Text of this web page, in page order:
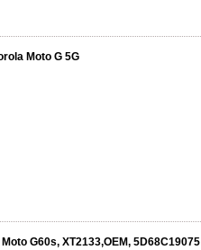
Moto G 5G
G60s, XT2133,OEM, 5D68C19075